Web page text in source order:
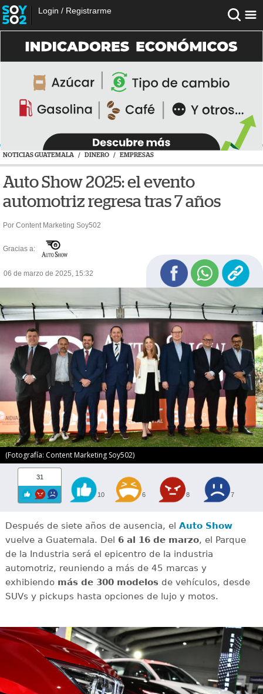
Login / Registrarme
NOTICIAS GUATEMALA / DINERO / EMPRESAS
Auto Show 2025: el evento
automotriz regresa tras 7 años
Por Content Marketing Soy502
Gracias a:
06 de marzo de 2025, 15:32
(Fotografía: Content Marketing Soy502)
31
10 6 8 7
Después de siete años de ausencia, el Auto Show
vuelve a Guatemala. Del 6 al 16 de marzo, el Parque
de la Industria será el epicentro de la industria
automotriz, reuniendo a más de 45 marcas y
exhibiendo más de 300 modelosde vehículos, desde
SUVs y pickups hasta opciones de lujo y motos.